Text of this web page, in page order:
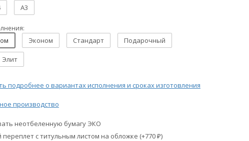
A3
Эконом Стандарт Подарочный
Элит
подробнее о вариантах исполнения и сроках изготовления
производство
неотбеленную бумагу ЭКО
с титульным листом на обложке (+770 ₽)